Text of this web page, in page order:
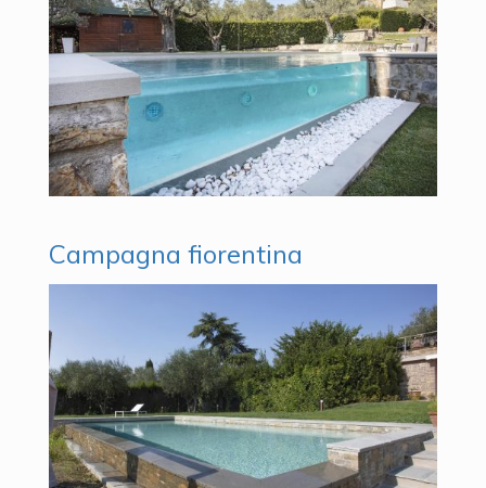
Campagna fiorentina